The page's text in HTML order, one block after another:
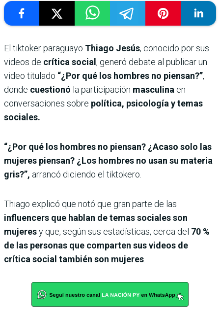
El tiktoker paraguayo Thiago Jesús, conocido por sus
videos de crítica social , generó debate al publicar un
video titulado “¿Por qué los hombres no piensan?”,
donde cuestionó la participación masculina en
conversaciones sobre política, psicología y temas
sociales.
“¿Por qué los hombres no piensan? ¿Acaso solo las
mujeres piensan? ¿Los hombres no usan su materia
gris?”, arrancó diciendo el tiktokero.
Thiago explicó que notó que gran parte de las
influencers que hablan de temas sociales son
mujeresy que, según sus estadísticas, cerca del 70 %
de las personas que comparten sus videos de
crítica social también son mujeres.